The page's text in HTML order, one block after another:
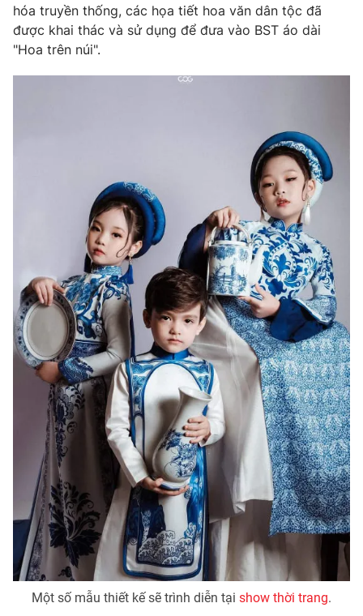
Thị trường
Tư vấn
Lịch phát sóng
Infographic
Shorts video
VTV Money VTV Thể thao
VTV Sức khoẻ Bất động sản
Thị trường 24h Tấm lòng Việt
VTV4 Vươn mình bằng AI
VTV9 VTV8
Liên hệ tòa soạn English
THỜI BÁO VTV
hóa truyền thống, các họa tiết hoa văn dân tộc đã
được khai thác và sử dụng để đưa vào BST áo dài
"Hoa trên núi".
Một số mẫu thiết kế sẽ trình diễn tại show thời trang.